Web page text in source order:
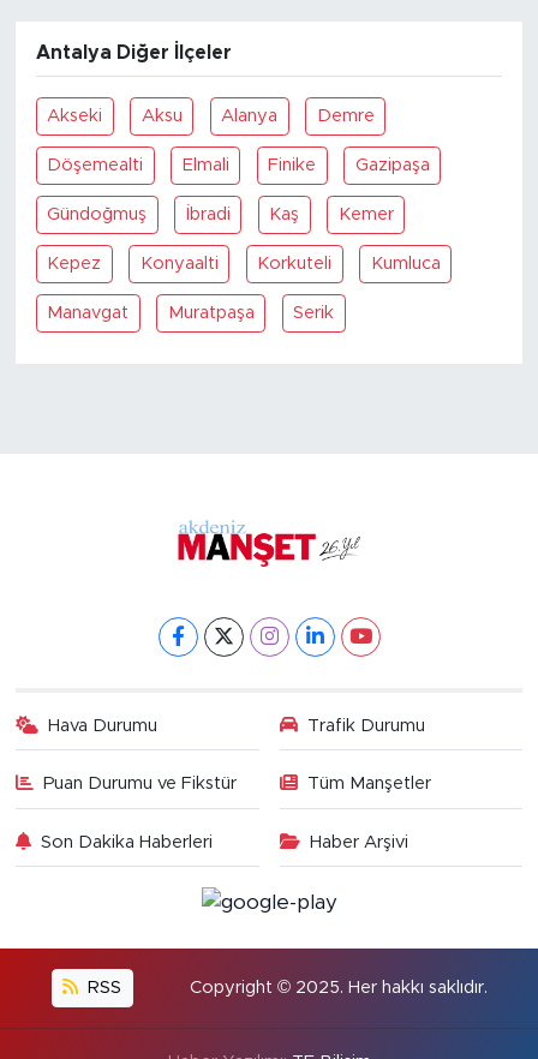
Antalya Diğer İlçeler
Akseki Aksu Alanya Demre
Döşemealti Elmali Finike Gazipaşa
Gündoğmuş İbradi Kaş Kemer
Kepez Konyaalti Korkuteli Kumluca
Manavgat Muratpaşa Serik
Hava Durumu Trafik Durumu
Puan Durumu ve Fikstür Tüm Manşetler
Son Dakika Haberleri Haber Arşivi
RSS Copyright © 2025. Her hakkı saklıdır.